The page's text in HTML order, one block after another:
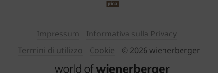
Impressum
Informativa sulla Privacy
Termini di utilizzo
Cookie © 2026 wienerberger